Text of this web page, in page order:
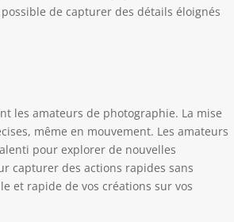
selfies sans effort avec la caméra
vous permet de prendre des photos
est solidement fixé à la base de
transporter votre appareil
Cet étui élégant protège contre les
prises de vue : un outil fiable et
fiable et garantie à vie :
et profitez d'une garantie à
sur un support professionnel et
votre voyage photographique,
de capturer des détails éloignés
les amateurs de photographie. La mise
même en mouvement. Les amateurs
pour explorer de nouvelles
capturer des actions rapides sans
et rapide de vos créations sur vos